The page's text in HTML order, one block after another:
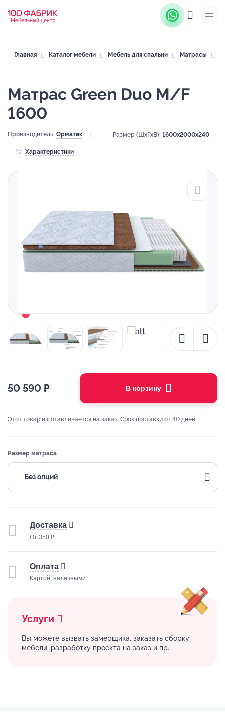
Мебельный центр
Главная Каталог мебели Мебель для спальни Матрасы
Матрас Green Duo M/F
1600
Производитель: Орматек Размер (ШхГхВ): 1600x2000x240
Характеристики
50 590 ₽ В корзину
Этот товар изготавливается на заказ. Срок поставки от 40 дней
Размер матраса
Без опций
Доставка
От 350 ₽
Оплата
Картой, наличными
Услуги
Вы можете вызвать замерщика, заказать сборку
мебели, разработку проекта на заказ и пр.